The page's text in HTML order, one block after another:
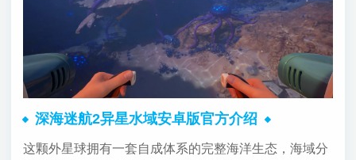
深海迷航2异星水域安卓版官方介绍
这颗外星球拥有一套自成体系的完整海洋生态，海域分